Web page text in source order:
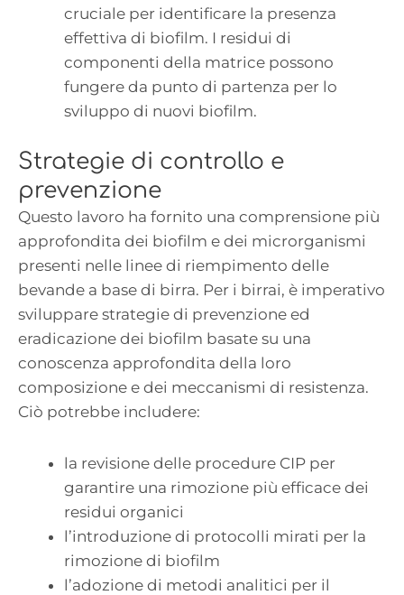
cruciale per identificare la presenza
effettiva di biofilm. I residui di
componenti della matrice possono
fungere da punto di partenza per lo
sviluppo di nuovi biofilm.
Strategie di controllo e
prevenzione
Questo lavoro ha fornito una comprensione più
approfondita dei biofilm e dei microrganismi
presenti nelle linee di riempimento delle
bevande a base di birra. Per i birrai, è imperativo
sviluppare strategie di prevenzione ed
eradicazione dei biofilm basate su una
conoscenza approfondita della loro
composizione e dei meccanismi di resistenza.
Ciò potrebbe includere:
la revisione delle procedure CIP per
garantire una rimozione più efficace dei
residui organici
l’introduzione di protocolli mirati per la
rimozione di biofilm
l’adozione di metodi analitici per il